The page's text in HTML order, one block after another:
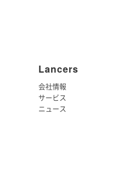
Lancers
会社情報
サービス
ニュース